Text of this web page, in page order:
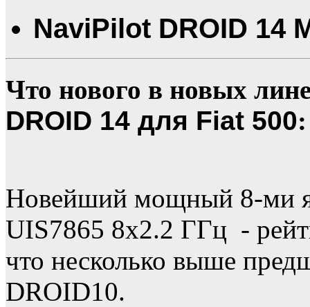
NaviPilot DROID 14
Что нового в новых
DROID 14 для Fiat 500:
Новейший мощный 8-ми
UIS7865 8х2.2 ГГц -
что несколько выше
DROID10.